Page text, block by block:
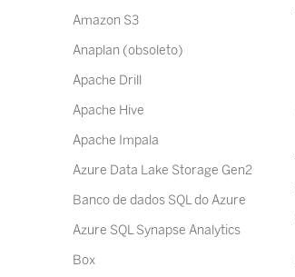
Amazon S3
Anaplan (obsoleto)
Apache Drill
Apache Hive
Apache Impala
Azure Data Lake Storage Gen2
Banco de dados SQL do Azure
Azure SQL Synapse Analytics
Box